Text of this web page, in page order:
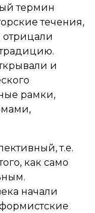
термин
течения,
и
рамки,
т.е.
как само
начали